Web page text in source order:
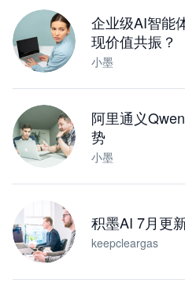
企业级AI智能
现价值共振？
小墨
阿里通义
势
小墨
积墨AI 7月更
keepcleargas